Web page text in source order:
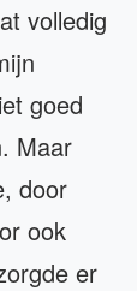
volledig
goed
Maar
door
ook
er